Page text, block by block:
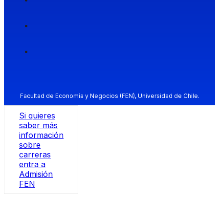
Facultad de Economía y Negocios (FEN), Universidad de Chile.
Si quieres
saber más
información
sobre
carreras
entra a
Admisión
FEN